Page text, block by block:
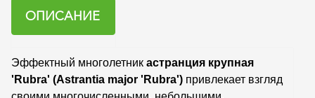
ОПИСАНИЕ
Эффектный многолетник астранция крупная
'Rubra' (Astrantia major 'Rubra') привлекает взгляд